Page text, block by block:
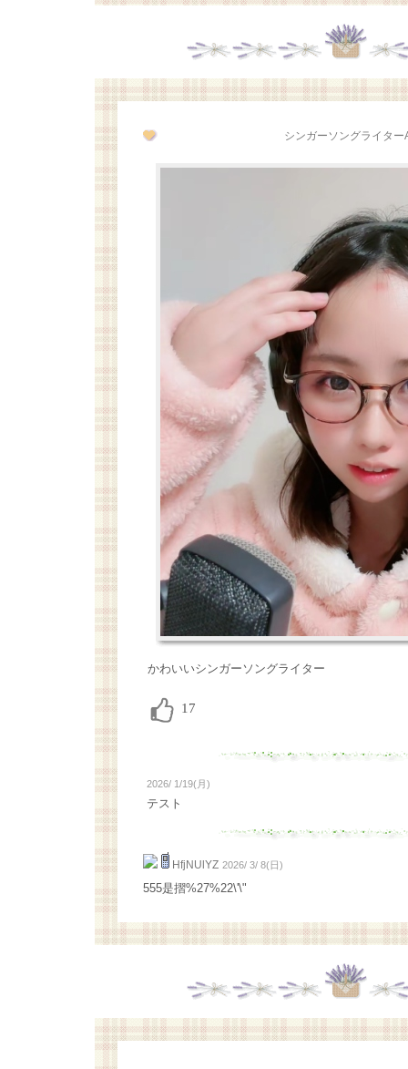
シンガーソングライター
かわいいシンガーソングライター
2026/ 1/19(月)
テスト
HfjNUlYZ 2026/ 3/ 8(日)
555是摺%27%22\'\"